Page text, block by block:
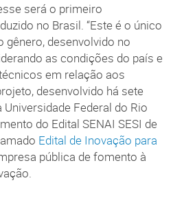
será o primeiro
no Brasil. “Este é o único
gênero, desenvolvido no
as condições do país e
em relação aos
desenvolvido há sete
Federal do Rio
do Edital SENAI SESI de
Edital de Inovação para
pública de fomento à